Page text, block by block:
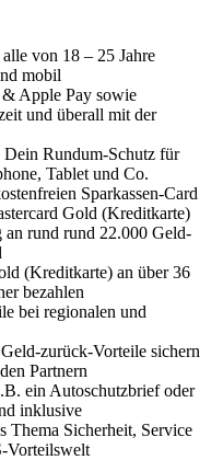
von 18 – 25 Jahre
mobil
Apple Pay sowie
und überall mit der
Rundum-Schutz für
Tablet und Co.
Sparkassen-Card
Gold (Kreditkarte)
an rund rund 22.000 Geld­
(Kreditkarte) an über 36
bezahlen
bei regionalen und
zurück-Vorteile sichern
Partnern
ein Autoschutzbrief oder
inklusive
Thema Sicherheit, Service
Vorteilswelt